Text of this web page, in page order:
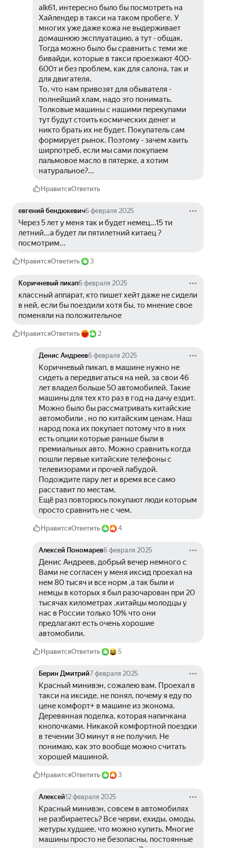
alk61, интересно было бы посмотреть на
Хайлендер в такси на таком пробеге. У
многих уже даже кожа не выдерживает
домашнюю эксплуатацию, а тут - общак.
Тогда можно было бы сравнить с теми же
бивайди, которые в такси проезжают 400-
600т и без проблем, как для салона, так и
для двигателя.
То, что нам привозят для обывателя -
полнейший хлам, надо это понимать.
Толковые машины с нашими перекупами
тут будут стоить космических денег и
никто брать их не будет. Покупатель сам
формирует рынок. Поэтому - зачем хаить
ширпотреб, если мы сами покупаем
пальмовое масло в пятерке, а хотим
натуральное?...
НравитсяОтветить
евгений бендюкевич6 февраля 2025
Через 5 лет у меня так и будет немец...15 ти
летний...а будет ли пятилетний китаец ?
посмотрим...
НравитсяОтветить 3
Коричневый пикап6 февраля 2025
классный аппарат, кто пишет хейт даже не сидели
в ней, если бы поездили хотя бы, то мнение свое
поменяли на положительное
НравитсяОтветить 2
Денис Андреев6 февраля 2025
Коричневый пикап, в машине нужно не
сидеть а передвигаться на ней, за свои 46
лет владел больше 50 автомобилей. Такие
машины для тех кто раз в год на дачу ездит.
Можно было бы рассматривать китайские
автомобили , но по китайским ценам. Наш
народ пока их покупает потому что в них
есть опции которые раньше были в
премиальных авто. Можно сравнить когда
пошли первые китайские телефоны с
телевизорами и прочей лабудой.
Подождите пару лет и время все само
расставит по местам.
Ещё раз повторюсь покупают люди которым
просто сравнить не с чем.
НравитсяОтветить 4
Алексей Пономарев6 февраля 2025
Денис Андреев, добрый вечер немного с
Вами не согласен у меня иксид проехал на
нем 80 тысяч и все норм ,а так были и
немцы в которых я был разочарован при 20
тысячах километрах ,китайцы молодцы у
нас в России только 10% что они
предлагают есть очень хорошие
автомобили.
НравитсяОтветить 5
Берин Дмитрий7 февраля 2025
Красный минивэн, сожалею вам. Проехал в
такси на иксиде, не понял, почему я еду по
цене комфорт+ в машине из эконома.
Деревянная поделка, которая напичкана
кнопочками. Никакой комфортной поездки
в течении 30 минут я не получил. Не
понимаю, как это вообще можно считать
хорошей машиной.
НравитсяОтветить 3
Алексей12 февраля 2025
Красный минивэн, совсем в автомобилях
не разбираетесь? Все черви, ехиды, омоды,
жетуры худшее, что можно купить. Многие
машины просто не безопасны, постоянные